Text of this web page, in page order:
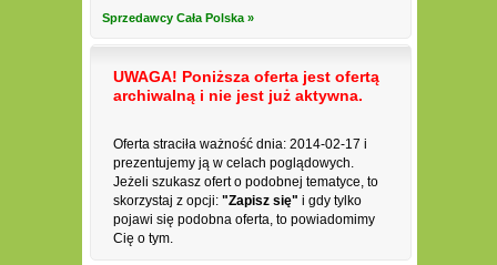
Sprzedawcy Cała Polska »
UWAGA! Poniższa oferta jest ofertą
archiwalną i nie jest już aktywna.
Oferta straciła ważność dnia: 2014-02-17 i
prezentujemy ją w celach poglądowych.
Jeżeli szukasz ofert o podobnej tematyce, to
skorzystaj z opcji: "Zapisz się" i gdy tylko
pojawi się podobna oferta, to powiadomimy
Cię o tym.